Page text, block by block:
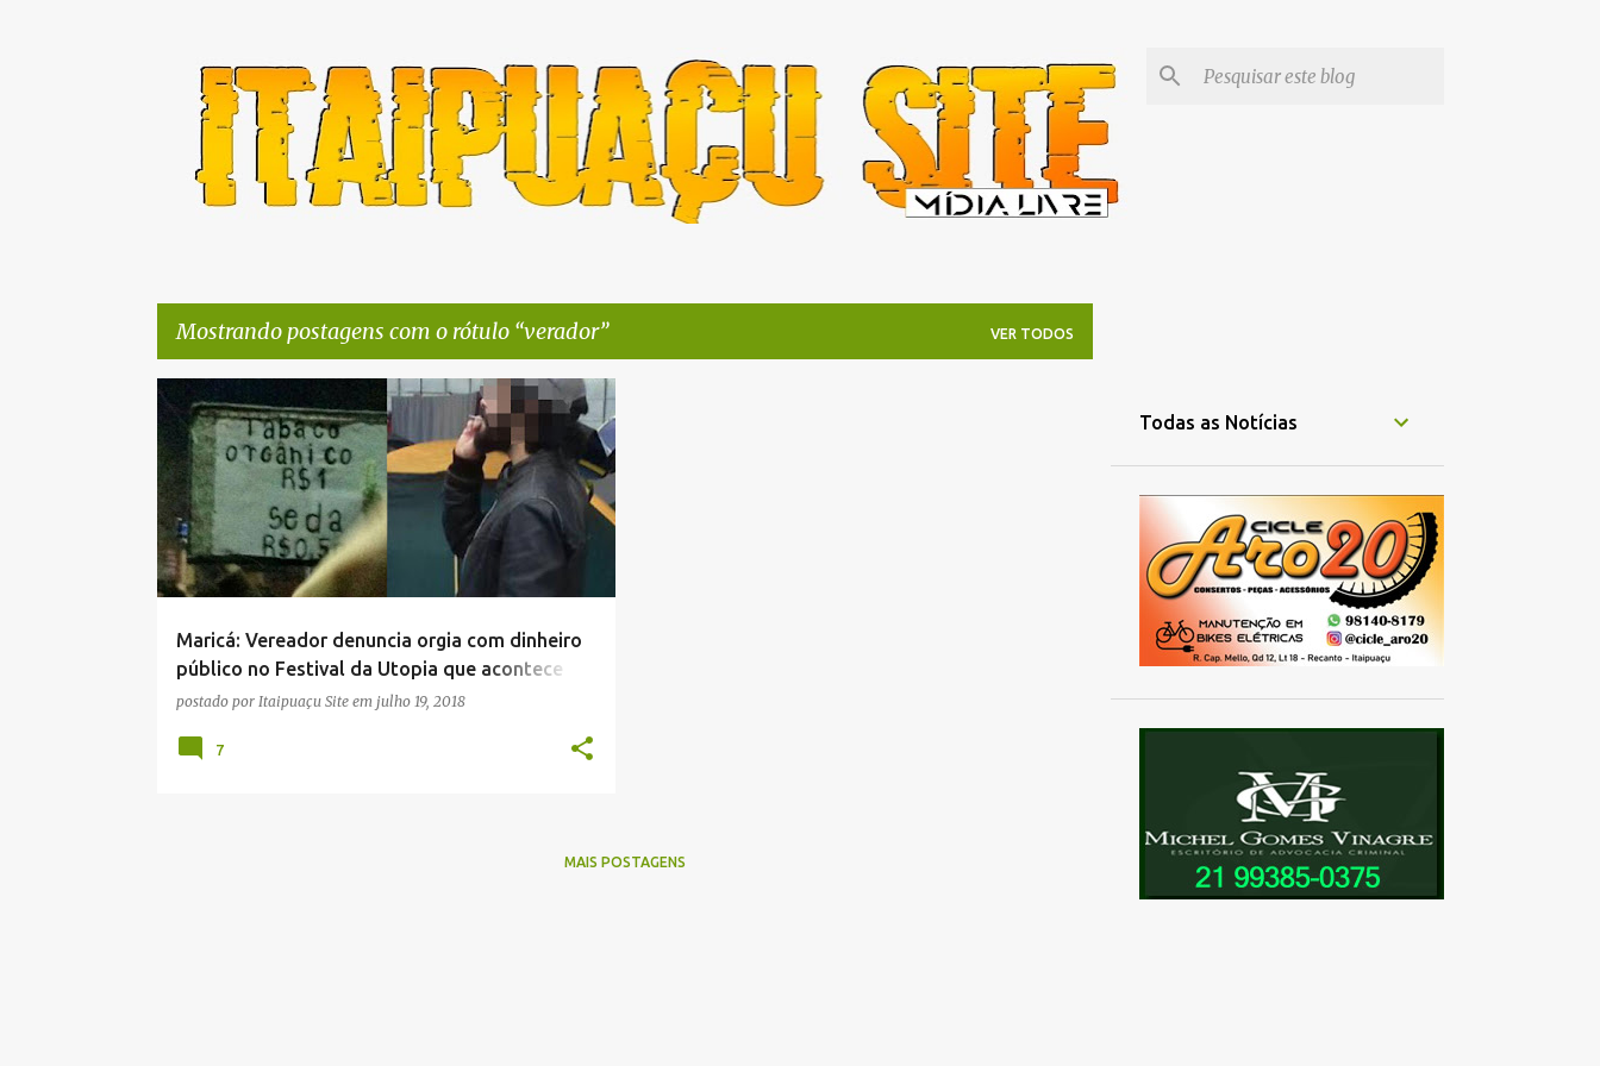
Mostrando postagens com o rótulo verador VER TODOS
P
o
s
t
a
g
Maricá: Vereador denuncia orgia com dinheiro
público no Festival da Utopia que acontece
nesta quinta-feira (19)
postado por Itaipuaçu Site em julho 19, 2018
FACEBOOK FESTIVAL DA UTOPIA FILIPPE POUBEL 5
7
MAIS POSTAGENS
Todas as Notícias